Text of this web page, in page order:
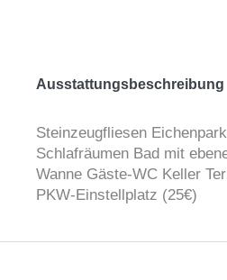
Ausstattungsbeschreibung
Steinzeugfliesen
Schlafräumen Bad mit
Wanne Gäste-WC Keller
PKW-Einstellplatz (25€)